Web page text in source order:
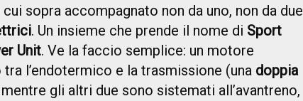
sopra accompagnato non da uno, non da due
. Un insieme che prende il nome di Sport
Unit. Ve la faccio semplice: un motore
l’endotermico e la trasmissione (una doppia
gli altri due sono sistemati all’avantreno,